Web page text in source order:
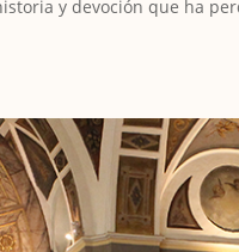
y devoción que ha